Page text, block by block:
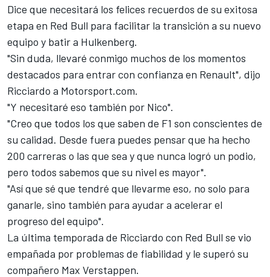
Dice que necesitará los felices recuerdos de su exitosa
etapa en Red Bull para facilitar la transición a su nuevo
equipo y batir a Hulkenberg.
"Sin duda, llevaré conmigo muchos de los momentos
destacados para entrar con confianza en Renault", dijo
Ricciardo a Motorsport.com.
"Y necesitaré eso también por Nico".
"Creo que todos los que saben de F1 son conscientes de
su calidad. Desde fuera puedes pensar que ha hecho
200 carreras o las que sea y que nunca logró un podio,
pero todos sabemos que su nivel es mayor".
"Así que sé que tendré que llevarme eso, no solo para
ganarle, sino también para ayudar a acelerar el
progreso del equipo".
La última temporada de Ricciardo con Red Bull se vio
empañada por problemas de fiabilidad y le superó su
compañero Max Verstappen.